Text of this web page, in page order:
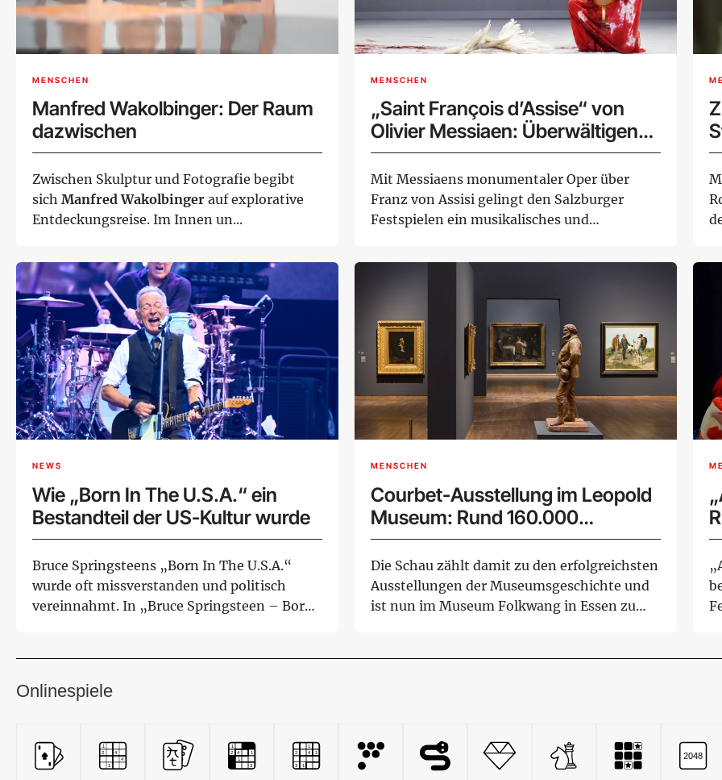
MENSCHEN
Manfred Wakolbinger: Der Raum
dazwischen
Zwischen Skulptur und Fotografie begibt
sich Manfred Wakolbinger auf explorative
Entdeckungsreise. Im Innen un...
MENSCHEN
„Saint François d’Assise“ von
Olivier Messiaen: Überwältigende
Hommage an den Schöpfer eines
Meisterwerks
Mit Messiaens monumentaler Oper über
Franz von Assisi gelingt den Salzburger
Festspielen ein musikalisches und
NEWS
Wie „Born In The U.S.A.“ ein
Bestandteil der US-Kultur wurde
Bruce Springsteens „Born In The U.S.A.“
wurde oft missverstanden und politisch
vereinnahmt. In „Bruce Springsteen – Born
MENSCHEN
Courbet-Ausstellung im Leopold
Museum: Rund 160.000
Besucher bei Rekord-
Retrospektive
Die Schau zählt damit zu den erfolgreichsten
Ausstellungen der Museumsgeschichte und
ist nun im Museum Folkwang in Essen zu
Onlinespiele